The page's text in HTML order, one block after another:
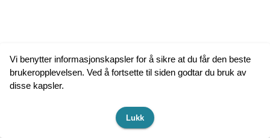
Vi benytter informasjonskapsler for å sikre at du får den beste
brukeropplevelsen. Ved å fortsette til siden godtar du bruk av
disse kapsler.
Lukk